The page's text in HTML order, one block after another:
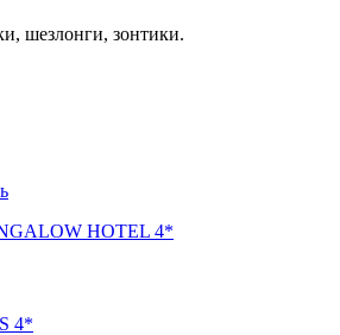
шезлонги, зонтики.
HOTEL 4*
4*